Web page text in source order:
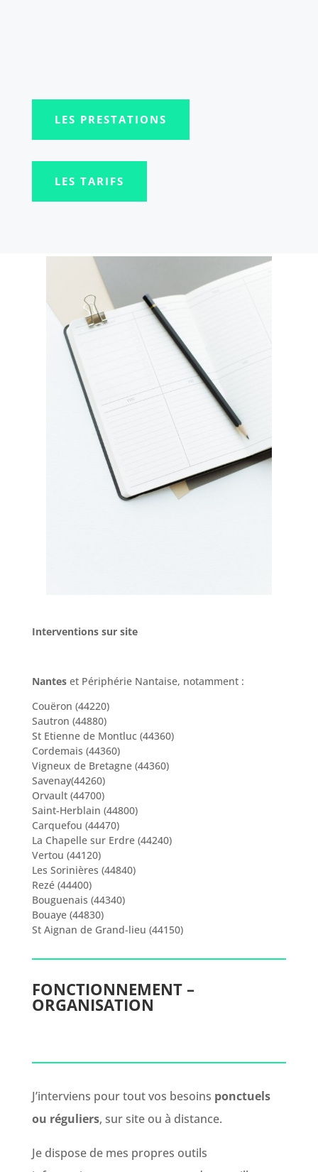
LES PRESTATIONS
LES TARIFS
Interventions sur site
Nanteset Périphérie Nantaise, notamment :
Couëron (44220)
Sautron (44880)
St Etienne de Montluc (44360)
Cordemais (44360)
Vigneux de Bretagne (44360)
Savenay(44260)
Orvault (44700)
Saint-Herblain (44800)
Carquefou (44470)
La Chapelle sur Erdre (44240)
Vertou (44120)
Les Sorinières (44840)
Rezé (44400)
Bouguenais (44340)
Bouaye (44830)
St Aignan de Grand-lieu (44150)
FONCTIONNEMENT –
ORGANISATION
J’interviens pour tout vos besoins ponctuels
ou réguliers, sur site ou à distance.
Je dispose de mes propres outils